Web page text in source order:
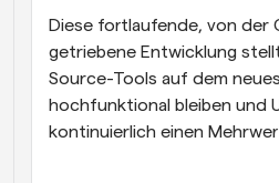
Diese fortlaufende, von der
getriebene Entwicklung
Source-Tools auf dem
hochfunktional bleiben und
kontinuierlich einen